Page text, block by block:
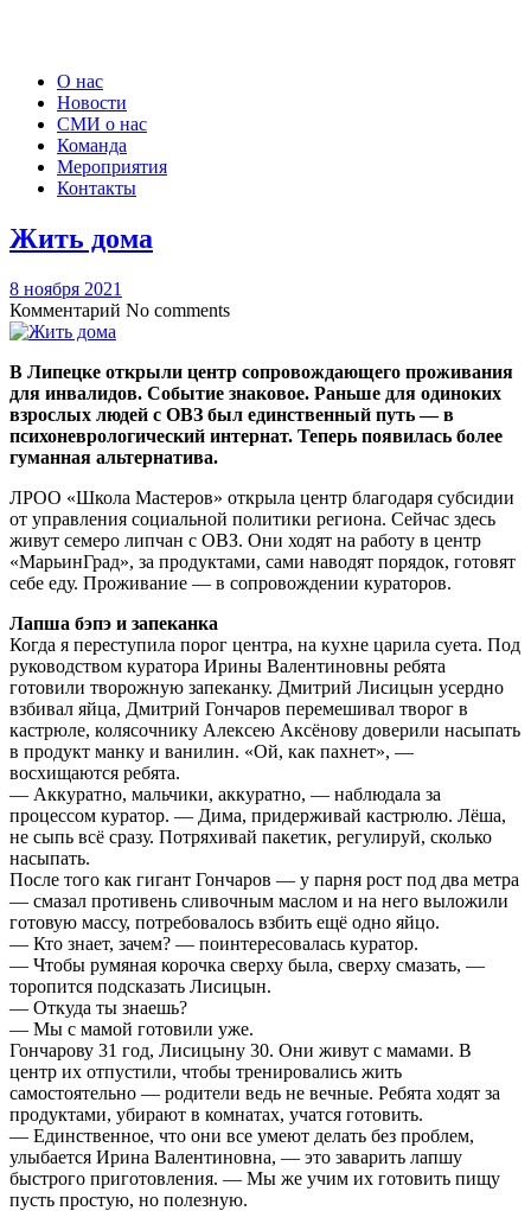
О нас
Новости
СМИ о нас
Команда
Мероприятия
Контакты
Жить дома
8 ноября 2021
Комментарий No comments
В Липецке открыли центр сопровождающего проживания
для инвалидов. Событие знаковое. Раньше для одиноких
взрослых людей с ОВЗ был единственный путь — в
психоневрологический интернат. Теперь появилась более
гуманная альтернатива.
ЛРОО «Школа Мастеров» открыла центр благодаря субсидии
от управления социальной политики региона. Сейчас здесь
живут семеро липчан с ОВЗ. Они ходят на работу в центр
«МарьинГрад», за продуктами, сами наводят порядок, готовят
себе еду. Проживание — в сопровождении кураторов.
Лапша бэпэ и запеканка
Когда я переступила порог центра, на кухне царила суета. Под
руководством куратора Ирины Валентиновны ребята
готовили творожную запеканку. Дмитрий Лисицын усердно
взбивал яйца, Дмитрий Гончаров перемешивал творог в
кастрюле, колясочнику Алексею Аксёнову доверили насыпать
в продукт манку и ванилин. «Ой, как пахнет», —
восхищаются ребята.
— Аккуратно, мальчики, аккуратно, — наблюдала за
процессом куратор. — Дима, придерживай кастрюлю. Лёша,
не сыпь всё сразу. Потряхивай пакетик, регулируй, сколько
насыпать.
После того как гигант Гончаров — у парня рост под два метра
— смазал противень сливочным маслом и на него выложили
готовую массу, потребовалось взбить ещё одно яйцо.
— Кто знает, зачем? — поинтересовалась куратор.
— Чтобы румяная корочка сверху была, сверху смазать, —
торопится подсказать Лисицын.
— Откуда ты знаешь?
— Мы с мамой готовили уже.
Гончарову 31 год, Лисицыну 30. Они живут с мамами. В
центр их отпустили, чтобы тренировались жить
самостоятельно — родители ведь не вечные. Ребята ходят за
продуктами, убирают в комнатах, учатся готовить.
— Единственное, что они все умеют делать без проблем,
улыбается Ирина Валентиновна, — это заварить лапшу
быстрого приготовления. — Мы же учим их готовить пищу
пусть простую, но полезную.